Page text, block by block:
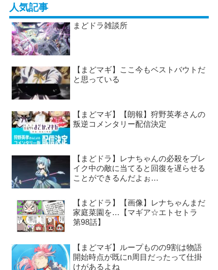
人気記事
まどドラ雑談所
【まどマギ】ここ今もベストバウトだ
と思っている
【まどマギ】【朗報】狩野英孝さんの
叛逆コメンタリー配信決定
【まどドラ】レナちゃんの必殺をブレ
イク中の敵に当てると回復を遅らせる
ことができるんだよぉ…
【まどドラ】【画像】レナちゃんまだ
家庭菜園を…【マギア☆エトセトラ
第98話】
【まどマギ】ループものの9割は物語
開始時点が既にn周目だったって仕掛
けがあるよね